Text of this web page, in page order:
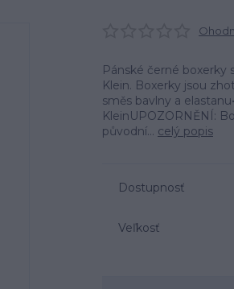
Pánské černé boxerky
Klein. Boxerky jsou
směs bavlny a
KleinUPOZORNĚNÍ:
původní... celý popis
Dostupnosť
Veľkosť